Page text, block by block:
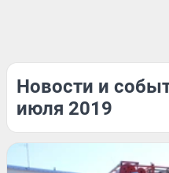
Новости и
июля 2019